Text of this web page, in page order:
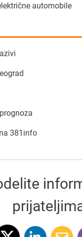
automobile
381info